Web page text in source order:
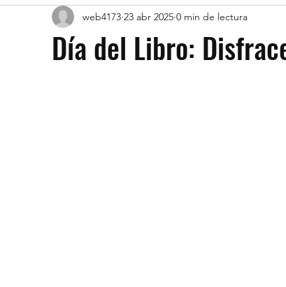
Día del Libro:
web4173 23 abr 2025 0 min de lectura